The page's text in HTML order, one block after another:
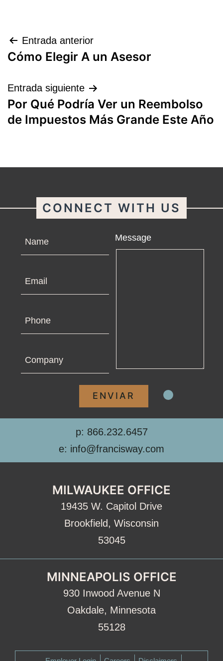
Navegación
de
entradas
Entrada anterior
Cómo Elegir A un Asesor
Entrada siguiente
Por Qué Podría Ver un Reembolso
de Impuestos Más Grande Este Año
CONNECT WITH US
Message
p: 866.232.6457
e: info@francisway.com
MILWAUKEE OFFICE
19435 W. Capitol Drive
Brookfield, Wisconsin
53045
MINNEAPOLIS OFFICE
930 Inwood Avenue N
Oakdale, Minnesota
55128